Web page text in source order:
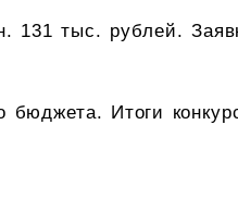
131 тыс. рублей.
бюджета. Итоги